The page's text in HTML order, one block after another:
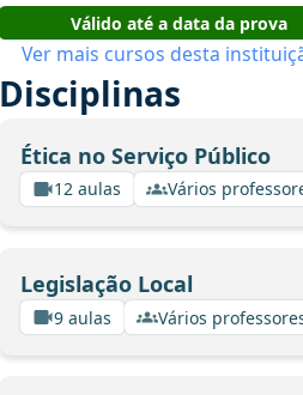
Válido até a data da prova
Ver mais cursos desta
Disciplinas
Ética no Serviço Público
12 aulas Vários
Legislação Local
9 aulas Vários